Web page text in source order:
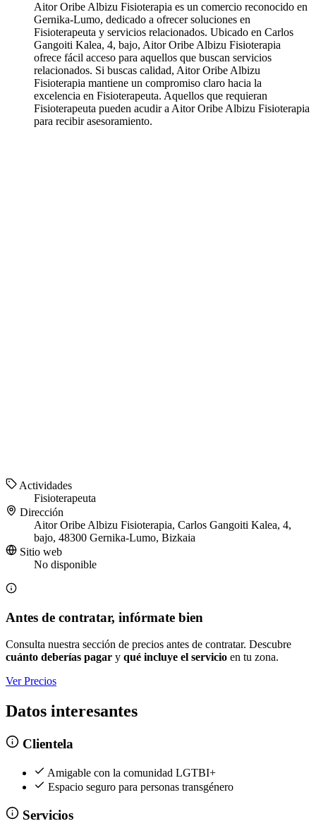
Aitor Oribe Albizu Fisioterapia es un comercio reconocido en
Gernika-Lumo, dedicado a ofrecer soluciones en
Fisioterapeuta y servicios relacionados. Ubicado en Carlos
Gangoiti Kalea, 4, bajo, Aitor Oribe Albizu Fisioterapia
ofrece fácil acceso para aquellos que buscan servicios
relacionados. Si buscas calidad, Aitor Oribe Albizu
Fisioterapia mantiene un compromiso claro hacia la
excelencia en Fisioterapeuta. Aquellos que requieran
Fisioterapeuta pueden acudir a Aitor Oribe Albizu Fisioterapia
para recibir asesoramiento.
Actividades
Fisioterapeuta
Dirección
Aitor Oribe Albizu Fisioterapia, Carlos Gangoiti Kalea, 4,
bajo, 48300 Gernika-Lumo, Bizkaia
Sitio web
No disponible
Antes de contratar, infórmate bien
Consulta nuestra sección de precios antes de contratar. Descubre
cuánto deberías pagar y qué incluye el servicio en tu zona.
Ver Precios
Datos interesantes
Clientela
Amigable con la comunidad LGTBI+
Espacio seguro para personas transgénero
Servicios